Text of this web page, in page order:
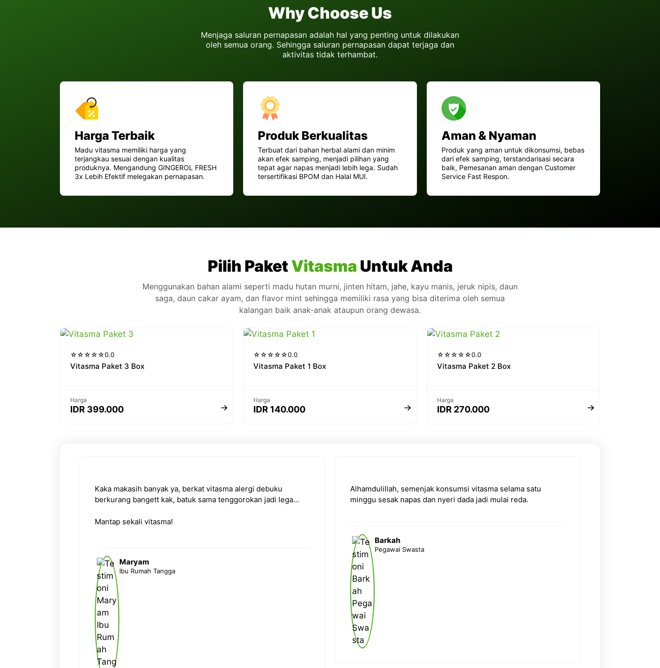
Why Choose Us
Menjaga saluran pernapasan adalah hal yang penting untuk dilakukan
oleh semua orang. Sehingga saluran pernapasan dapat terjaga dan
aktivitas tidak terhambat.
Harga Terbaik
Madu vitasma memiliki harga yang
terjangkau sesuai dengan kualitas
produknya. Mengandung GINGEROL FRESH
3x Lebih Efektif melegakan pernapasan.
Produk Berkualitas
Terbuat dari bahan herbal alami dan minim
akan efek samping, menjadi pilihan yang
tepat agar napas menjadi lebih lega. Sudah
tersertifikasi BPOM dan Halal MUI.
Aman & Nyaman
Produk yang aman untuk dikonsumsi, bebas
dari efek samping, terstandarisasi secara
baik, Pemesanan aman dengan Customer
Service Fast Respon.
Pilih Paket Vitasma Untuk Anda
Menggunakan bahan alami seperti madu hutan murni, jinten hitam, jahe, kayu manis, jeruk nipis, daun
saga, daun cakar ayam, dan flavor mint sehingga memiliki rasa yang bisa diterima oleh semua
kalangan baik anak-anak ataupun orang dewasa.
☆☆☆☆☆0.0
Vitasma Paket 3 Box
Harga
IDR 399.000
☆☆☆☆☆0.0
Vitasma Paket 1 Box
Harga
IDR 140.000
☆☆☆☆☆0.0
Vitasma Paket 2 Box
Harga
IDR 270.000
Kaka makasih banyak ya, berkat vitasma alergi debuku
berkurang bangett kak, batuk sama tenggorokan jadi lega…
Mantap sekali vitasma!
Maryam
Ibu Rumah Tangga
Alhamdulillah, semenjak konsumsi vitasma selama satu
minggu sesak napas dan nyeri dada jadi mulai reda.
Barkah
Pegawai Swasta